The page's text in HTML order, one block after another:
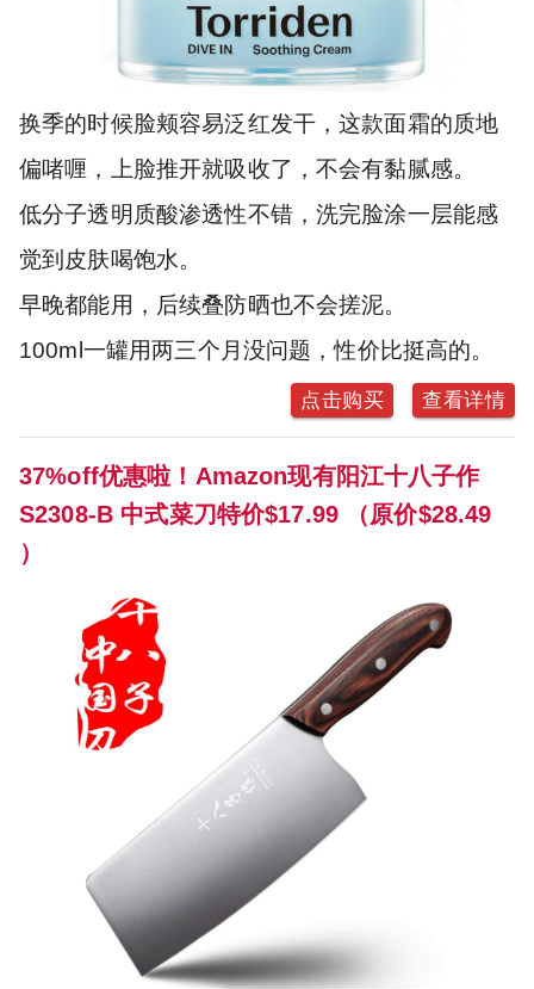
换季的时候脸颊容易泛红发干，这款面霜的质地
偏啫喱，上脸推开就吸收了，不会有黏腻感。
低分子透明质酸渗透性不错，洗完脸涂一层能感
觉到皮肤喝饱水。
早晚都能用，后续叠防晒也不会搓泥。
100ml一罐用两三个月没问题，性价比挺高的。
点击购买 查看详情
37%off优惠啦！Amazon现有阳江十八子作
S2308-B 中式菜刀特价$17.99 （原价$28.49
）